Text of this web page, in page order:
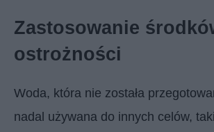
Zastosowanie
ostrożności
Woda, która nie została
nadal używana do innych celów,